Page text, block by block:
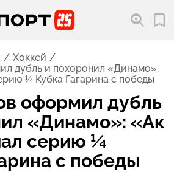
Хоккей
дубль и похоронил «Динамо»:
¼ Кубка Гагарина с победы
оформил дубль
«Динамо»: «Ак
серию ¼
с победы